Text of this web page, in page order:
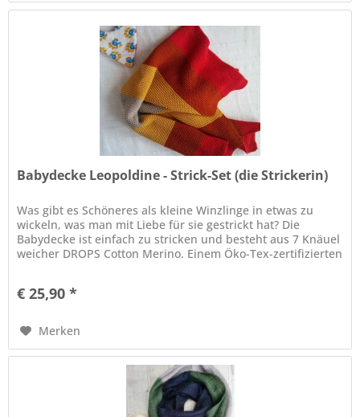
Babydecke Leopoldine - Strick-Set (die Strickerin)
Was gibt es Schöneres als kleine Winzlinge in etwas zu
wickeln, was man mit Liebe für sie gestrickt hat? Die
Babydecke ist einfach zu stricken und besteht aus 7 Knäuel
weicher DROPS Cotton Merino. Einem Öko-Tex-zertifizierten
€ 25,90 *
Merken